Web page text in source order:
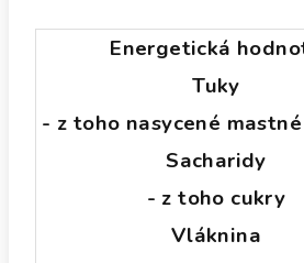
Energetická
Tuky
- z toho nasycené
Sacharidy
- z toho cukry
Vláknina